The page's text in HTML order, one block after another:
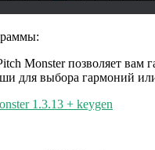
Monster позволяет
для выбора гармоний
1.3.13 + keygen